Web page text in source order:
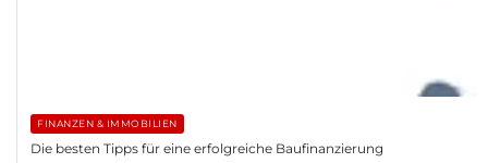
FINANZEN & IMMOBILIEN
Die besten Tipps für eine erfolgreiche Baufinanzierung